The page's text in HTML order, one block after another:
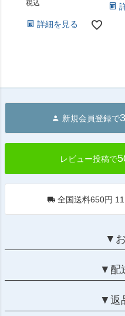
税込
詳細を見る
新規会員登録で
レビュー投稿で
全国送料650円
▼
▼配
▼返